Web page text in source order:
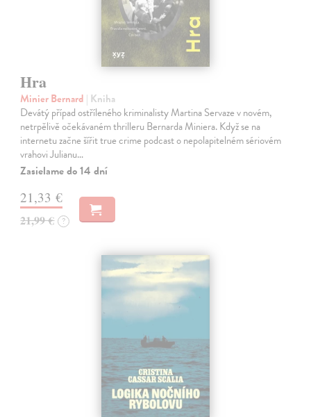
Hra
Minier Bernard | Kniha
Devátý případ ostříleného kriminalisty Martina Servaze v novém,
netrpělivě očekávaném thrilleru Bernarda Miniera. Když se na
internetu začne šířit true crime podcast o nepolapitelném sériovém
vrahovi Julianu…
Zasielame do 14 dní
21,33 €
21,99 € ?